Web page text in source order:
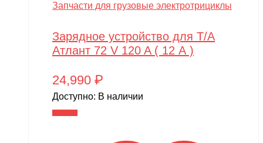
Запчасти для грузовые электротрициклы
Зарядное устройство для Т/А
Атлант 72 V 120 A ( 12 А )
24,990 ₽
Доступно: В наличии